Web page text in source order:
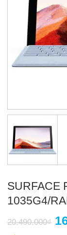
SURFACE
1035G4/
20.490.000₫